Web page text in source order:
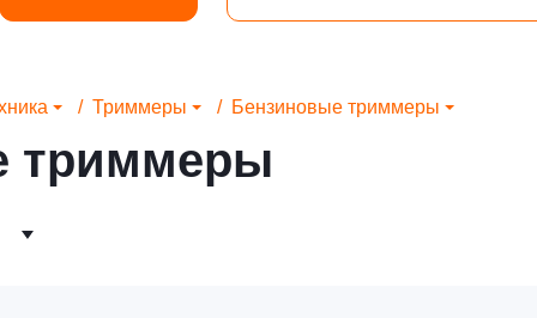
Триммеры Бензиновые триммеры
триммеры